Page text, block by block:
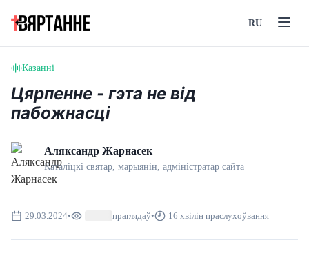
RU
Казанні
Цярпенне - гэта не від
пабожнасці
Аляксандр Жарнасек
Каталіцкі святар, марыянін, адмiнiстратар сайта
29.03.2024• праглядаў• 16 хвілін праслухоўвання